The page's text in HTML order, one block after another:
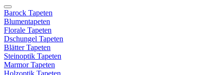
Barock Tapeten
Blumentapeten
Florale Tapeten
Dschungel Tapeten
Blätter Tapeten
Steinoptik Tapeten
Marmor Tapeten
Holzoptik Tapeten